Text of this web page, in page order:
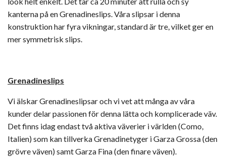
kanterna på en Grenadineslips. Våra slipsar i denna
konstruktion har fyra vikningar, standard är tre, vilket ger en
mer symmetrisk slips.
Grenadineslips
Vi älskar Grenadineslipsar och vi vet att många av våra
kunder delar passionen för denna lätta och komplicerade väv.
Det finns idag endast två aktiva väverier i världen (Como,
Italien) som kan tillverka Grenadinetyger i Garza Grossa (den
grövre väven) samt Garza Fina (den finare väven).